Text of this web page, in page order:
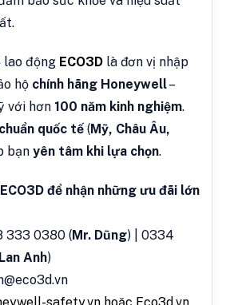
lao động ECO3D là đơn vị nhập
hộ chính hãng Honeywell–
với hơn 100 năm kinh nghiệm.
quốc tế (Mỹ, Châu Âu,
bạn yên tâm khi lựa chọn.
để nhận những ưu đãi lớn
333 0380 (Mr. Dũng) | 0334
Anh)